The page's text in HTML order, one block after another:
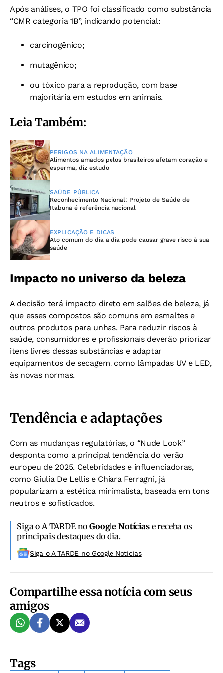
Após análises, o TPO foi classificado como substância
“CMR categoria 1B”, indicando potencial:
carcinogênico;
mutagênico;
ou tóxico para a reprodução, com base
majoritária em estudos em animais.
Leia Também:
PERIGOS NA ALIMENTAÇÃO
Alimentos amados pelos brasileiros afetam coração e
esperma, diz estudo
SAÚDE PÚBLICA
Reconhecimento Nacional: Projeto de Saúde de
Itabuna é referência nacional
EXPLICAÇÃO E DICAS
Ato comum do dia a dia pode causar grave risco à sua
saúde
Impacto no universo da beleza
A decisão terá impacto direto em salões de beleza, já
que esses compostos são comuns em esmaltes e
outros produtos para unhas. Para reduzir riscos à
saúde, consumidores e profissionais deverão priorizar
itens livres dessas substâncias e adaptar
equipamentos de secagem, como lâmpadas UV e LED,
às novas normas.
Tendência e adaptações
Com as mudanças regulatórias, o “Nude Look”
desponta como a principal tendência do verão
europeu de 2025. Celebridades e influenciadoras,
como Giulia De Lellis e Chiara Ferragni, já
popularizam a estética minimalista, baseada em tons
neutros e sofisticados.
Siga o A TARDE noGoogle Notíciase receba os
principais destaques do dia.
Siga o A TARDE no Google Noticias
Compartilhe essa notícia com seus
amigos
Tags